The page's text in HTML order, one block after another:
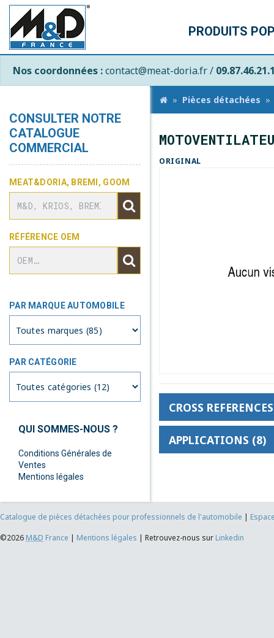
PRODUITS
Nos coordonnées :contact@meat-doria.fr /
CONSULTER NOTRE
CATALOGUE
COMMERCIAL
MEAT&DORIA, BREMI, GOOM
RÉFÉRENCE OEM
PAR MARQUE AUTOMOBILE
PAR CATÉGORIE
QUI SOMMES-NOUS ?
Conditions Générales de
Ventes
Mentions légales
Pièces détachées
ORIGINAL
CROSS
APPLICATIONS (8)
Catalogue de pièces détachées pour professionnels de l'automobile |
©2026 M&D France | Mentions légales | Retrouvez-nous sur Linkedin